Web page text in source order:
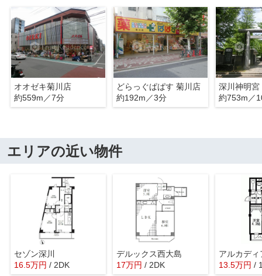
オオゼキ菊川店
約559m／7分
どらっぐぱぱす 菊川店
約192m／3分
深川神明宮
約753m／
エリアの近い物件
セゾン深川
16.5万円 / 2DK
デルックス西大島
17万円 / 2DK
アルカディ
13.5万円 /